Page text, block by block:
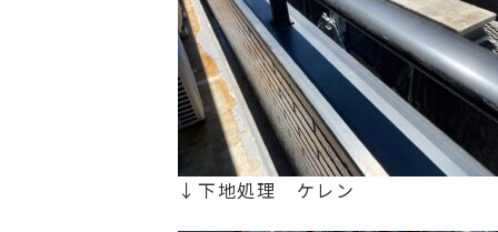
↓下地処理 ケレン